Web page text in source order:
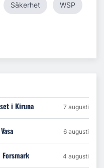
Säkerhet WSP
i Kiruna 7 augusti
6 augusti
4 augusti